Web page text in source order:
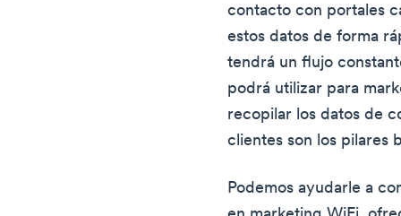
contacto con portales
estos datos de forma
tendrá un flujo
podrá utilizar para
recopilar los datos de
clientes son los pilares
Podemos ayudarle a